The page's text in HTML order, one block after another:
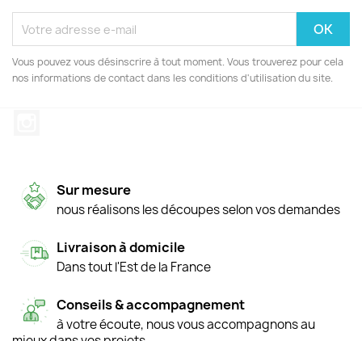
Vous pouvez vous désinscrire à tout moment. Vous trouverez pour cela
nos informations de contact dans les conditions d'utilisation du site.
Sur mesure
nous réalisons les découpes selon vos demandes
Livraison à domicile
Dans tout l'Est de la France
Conseils & accompagnement
à votre écoute, nous vous accompagnons au